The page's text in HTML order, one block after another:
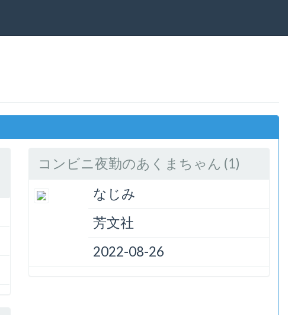
コンビニ夜勤のあくまちゃん (1)
なじみ
芳文社
2022-08-26